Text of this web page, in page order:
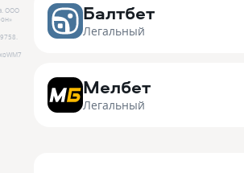
Балтбет
Легальный
Мелбет
Легальный
ООО
.